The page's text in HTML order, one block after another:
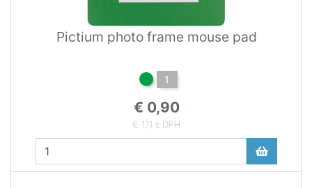
Pictium photo frame mouse pad
1
€ 0,90
€ 1,11 s DPH